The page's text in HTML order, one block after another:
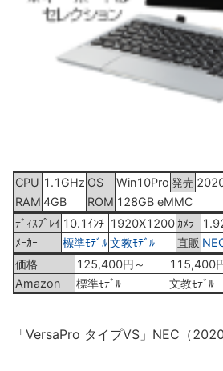
CPU 1.1GHz OS Win10Pro 発売
RAM 4GB ROM 128GB eMMC
ﾃﾞｨｽﾌﾟﾚｲ 10.1ｲﾝﾁ 1920X1200 ｶﾒﾗ
ﾒｰｶｰ
標準ﾓﾃﾞﾙ文教ﾓﾃﾞﾙ 直販
価格
125,400円～
115,400
Amazon
標準ﾓﾃﾞﾙ 文教ﾓﾃﾞﾙ
「VersaPro タイプVS」NEC（